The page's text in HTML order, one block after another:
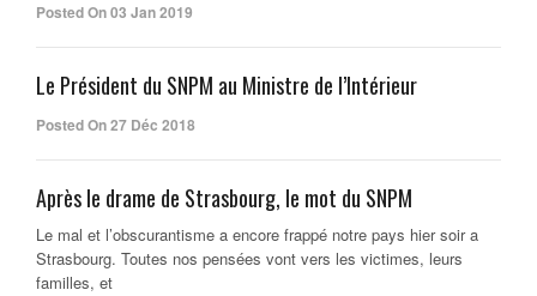
Posted On 03 Jan 2019
Le Président du SNPM au Ministre de l’Intérieur
Posted On 27 Déc 2018
Après le drame de Strasbourg, le mot du SNPM
Le mal et l’obscurantisme a encore frappé notre pays hier soir a
Strasbourg. Toutes nos pensées vont vers les victimes, leurs
familles, et